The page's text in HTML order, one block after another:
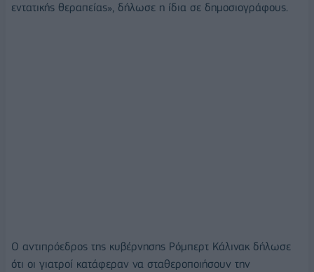
εντατικής θεραπείας», δήλωσε η ίδια σε δημοσιογράφους.
Ο αντιπρόεδρος της κυβέρνησης Ρόμπερτ Κάλινακ δήλωσε
ότι οι γιατροί κατάφεραν να σταθεροποιήσουν την